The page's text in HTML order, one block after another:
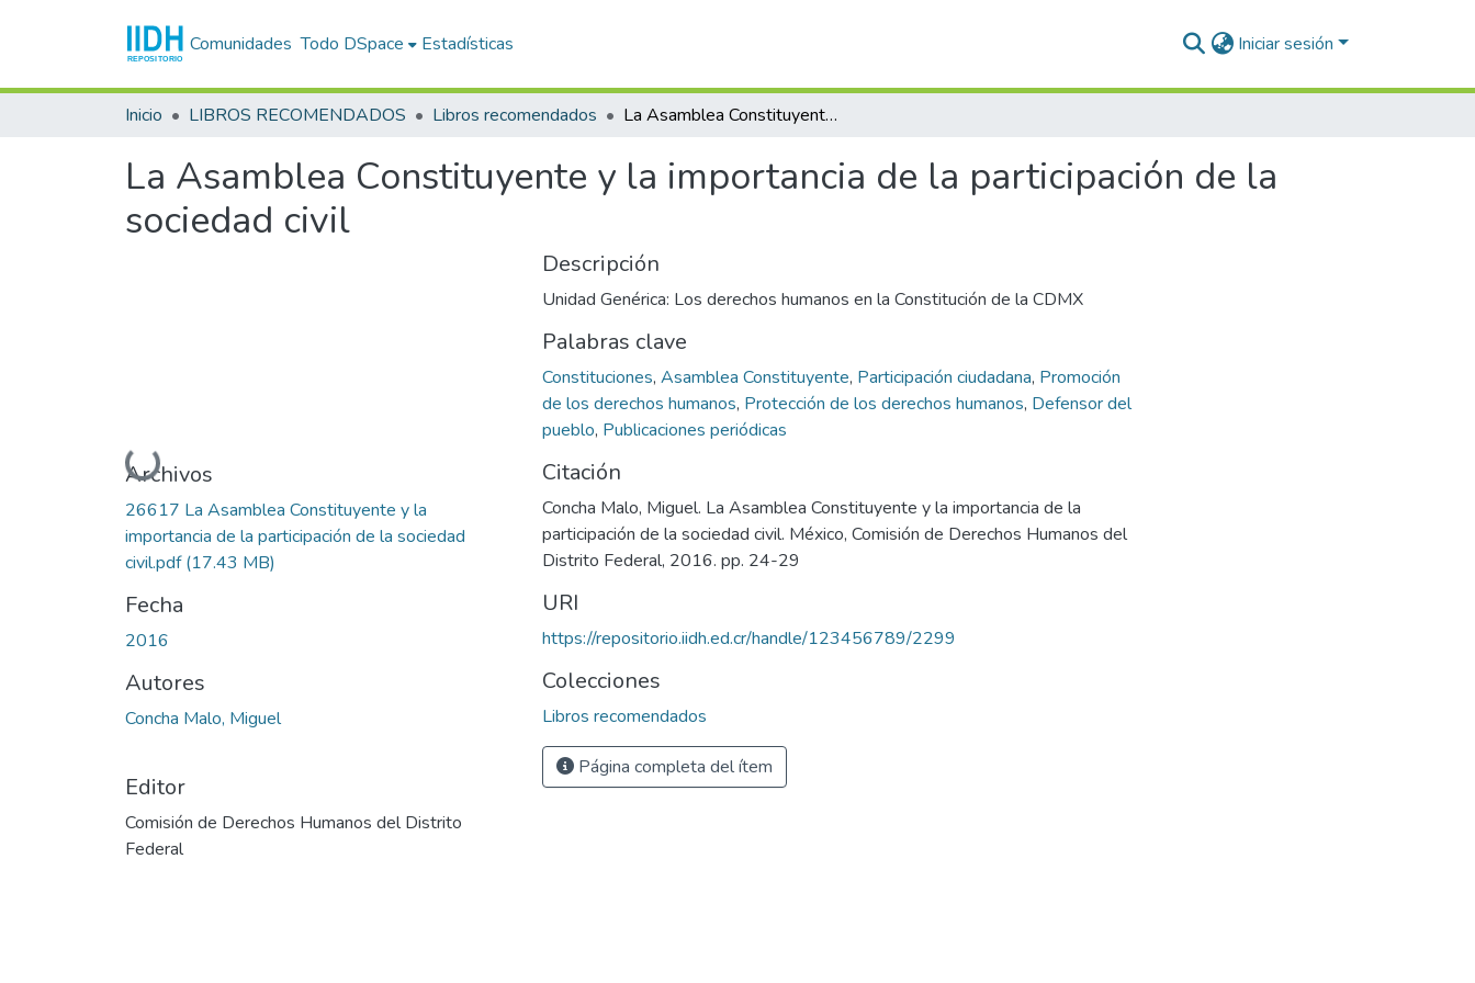
Comunidades Todo DSpace Estadísticas Iniciar sesión
Inicio LIBROS RECOMENDADOS Libros recomendados La Asamblea Constituyente y la importancia de la participación de la sociedad civil
La Asamblea Constituyente y la importancia de la participación de la
sociedad civil
Cargando...
Archivos
26617 La Asamblea Constituyente y la
importancia de la participación de la sociedad
civil.pdf(17.43 MB)
Fecha
2016
Autores
Concha Malo, Miguel
Editor
Comisión de Derechos Humanos del Distrito
Federal
Descripción
Unidad Genérica: Los derechos humanos en la Constitución de la CDMX
Palabras clave
Constituciones, Asamblea Constituyente, Participación ciudadana, Promoción
de los derechos humanos, Protección de los derechos humanos, Defensor del
pueblo, Publicaciones periódicas
Citación
Concha Malo, Miguel. La Asamblea Constituyente y la importancia de la
participación de la sociedad civil. México, Comisión de Derechos Humanos del
Distrito Federal, 2016. pp. 24-29
URI
https://repositorio.iidh.ed.cr/handle/123456789/2299
Colecciones
Libros recomendados
Página completa del ítem